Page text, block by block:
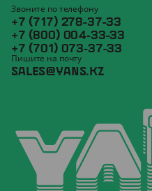
Звоните по телефону
+7 (717) 278-37-33
+7 (800) 004-33-33
+7 (701) 073-37-33
Пишите на почту
SALES@YANS.KZ